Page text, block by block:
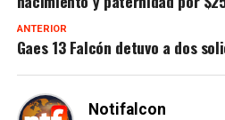
ANTERIOR
Gaes 13 Falcón detuvo a dos
Notifalcon